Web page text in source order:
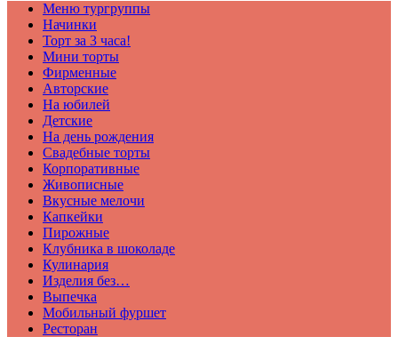
Меню тургруппы
Начинки
Торт за 3 часа!
Мини торты
Фирменные
Авторские
На юбилей
Детские
На день рождения
Свадебные торты
Корпоративные
Живописные
Вкусные мелочи
Капкейки
Пирожные
Клубника в шоколаде
Кулинария
Изделия без…
Выпечка
Мобильный фуршет
Ресторан